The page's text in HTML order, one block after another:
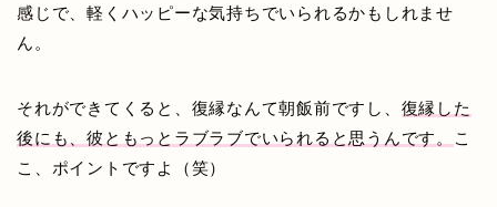
感じで、軽くハッピーな気持ちでいられるかもしれませ
ん。
それができてくると、復縁なんて朝飯前ですし、 復縁した
後にも、彼ともっとラブラブでいられると思うんです。
こ
こ、ポイントですよ（笑）